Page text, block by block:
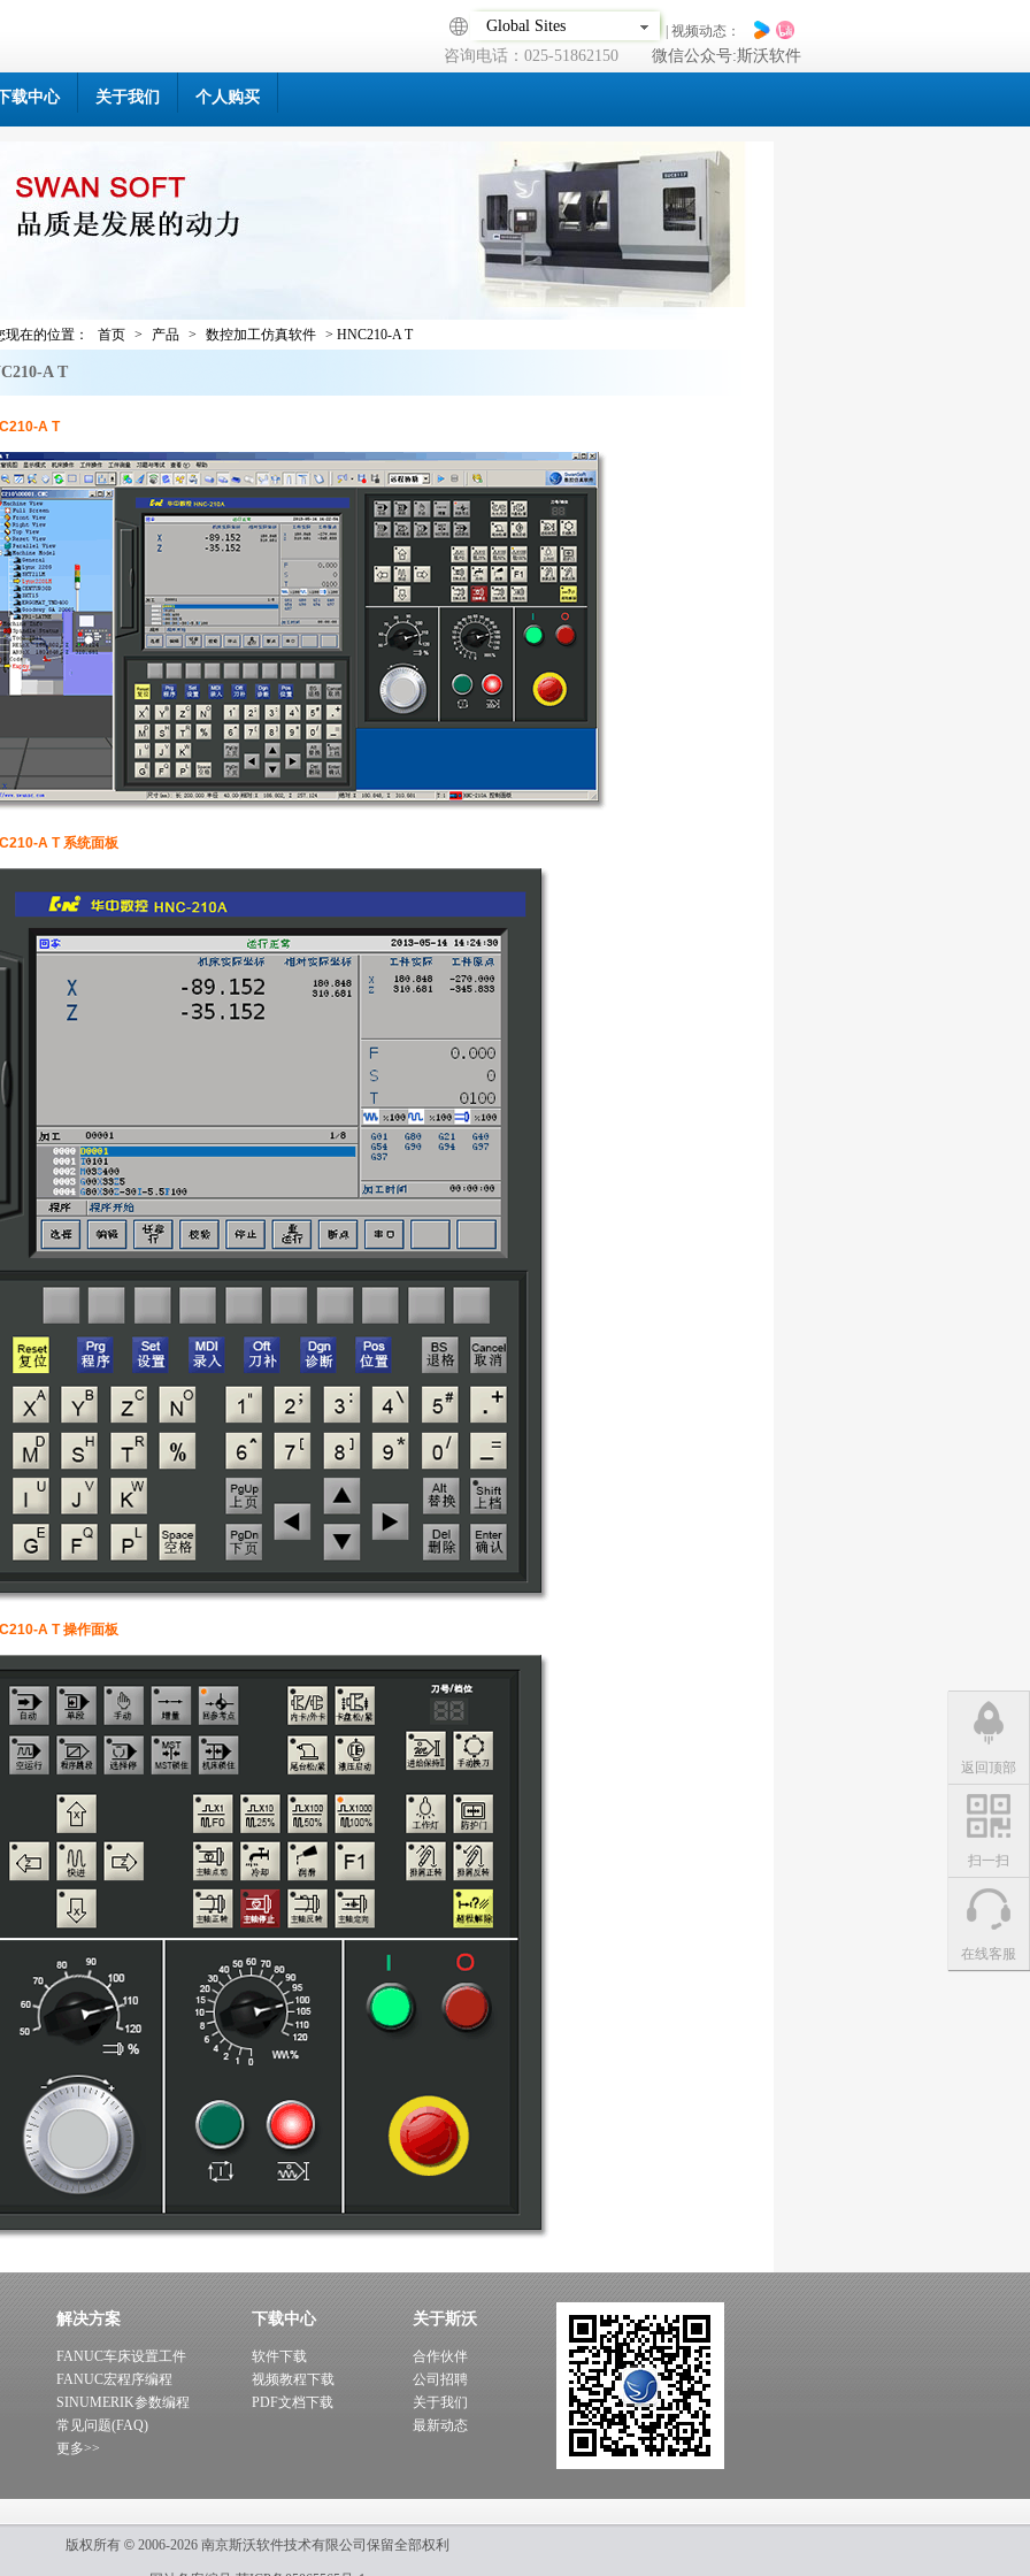
Global Sites | 视频动态：
咨询电话：025-51862150 微信公众号:斯沃软件
载中心 关于我们 个人购买
现在的位置： 首页 > 产品 > 数控加工仿真软件 > HNC210-A T
A T
A T
A T 系统面板
A T 操作面板
解决方案
FANUC车床设置工件
FANUC宏程序编程
SINUMERIK参数编程
常见问题(FAQ)
更多>>
下载中心
软件下载
视频教程下载
PDF文档下载
关于斯沃
合作伙伴
公司招聘
关于我们
最新动态
版权所有 © 2006-2026 南京斯沃软件技术有限公司 保留全部权利
返回顶部
扫一扫
在线客服